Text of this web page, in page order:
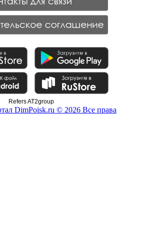
Refers AT2group
DimPoisk.ru © 2026 Все права